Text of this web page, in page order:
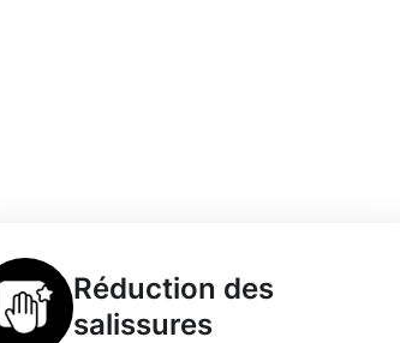
Réduction des
salissures